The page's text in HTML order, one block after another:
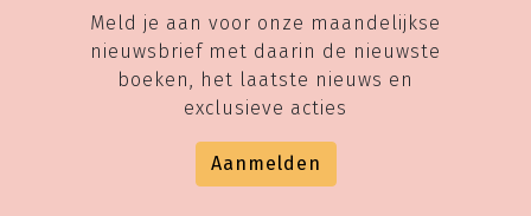
Meld je aan voor onze maandelijkse
nieuwsbrief met daarin de nieuwste
boeken, het laatste nieuws en
exclusieve acties
Aanmelden